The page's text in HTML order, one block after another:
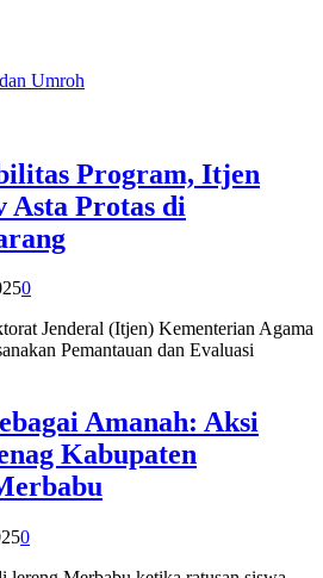
Umroh
Program, Itjen
Asta Protas di
0
Jenderal (Itjen) Kementerian Agama
Pemantauan dan Evaluasi
Amanah: Aksi
Kabupaten
0